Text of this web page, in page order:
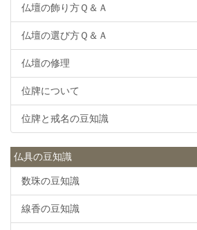
仏壇の飾り方Ｑ＆Ａ
仏壇の選び方Ｑ＆Ａ
仏壇の修理
位牌について
位牌と戒名の豆知識
仏具の豆知識
数珠の豆知識
線香の豆知識